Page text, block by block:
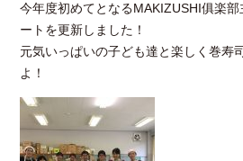
今年度初めてとなるMAKIZUSHI俱楽
ートを更新しました！
元気いっぱいの子ども達と楽しく巻寿
よ！